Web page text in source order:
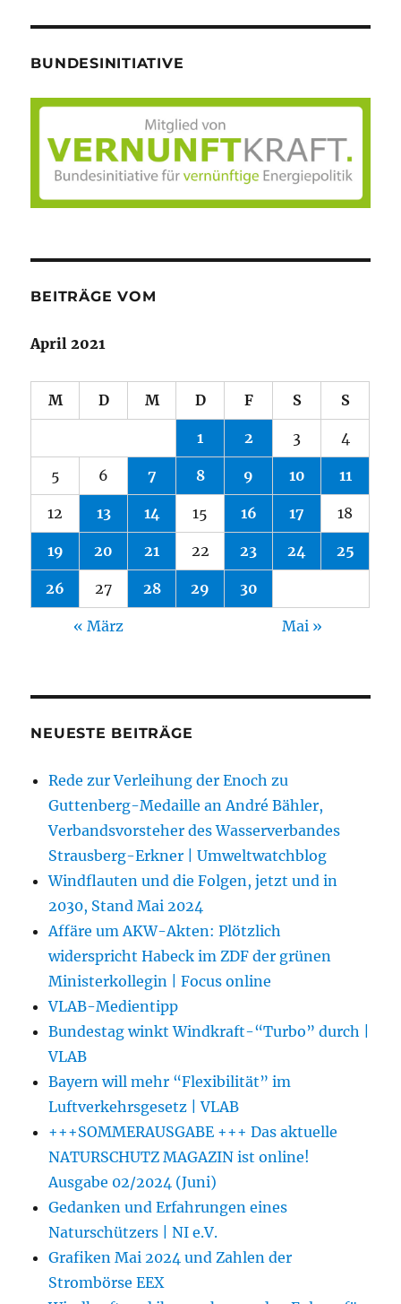
BUNDESINITIATIVE
BEITRÄGE VOM
April 2021
M D M D F S S
1 2 3 4
5 6 7 8 9 10 11
12 13 14 15 16 17 18
19 20 21 22 23 24 25
26 27 28 29 30
« März Mai »
NEUESTE BEITRÄGE
Rede zur Verleihung der Enoch zu
Guttenberg-Medaille an André Bähler,
Verbandsvorsteher des Wasserverbandes
Strausberg-Erkner | Umweltwatchblog
Windflauten und die Folgen, jetzt und in
2030, Stand Mai 2024
Affäre um AKW-Akten: Plötzlich
widerspricht Habeck im ZDF der grünen
Ministerkollegin | Focus online
VLAB-Medientipp
Bundestag winkt Windkraft-“Turbo” durch |
VLAB
Bayern will mehr “Flexibilität” im
Luftverkehrsgesetz | VLAB
+++SOMMERAUSGABE +++ Das aktuelle
NATURSCHUTZ MAGAZIN ist online!
Ausgabe 02/2024 (Juni)
Gedanken und Erfahrungen eines
Naturschützers | NI e.V.
Grafiken Mai 2024 und Zahlen der
Strombörse EEX